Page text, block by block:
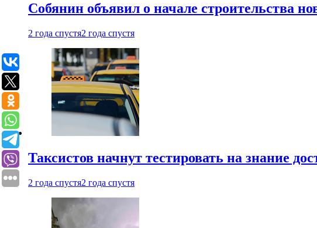
Собянин объявил о начале строительства
2 года спустя2 года спустя
Таксистов начнут тестировать на знание
2 года спустя2 года спустя